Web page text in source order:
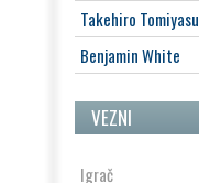
Takehiro Tomiyasu
Benjamin White
VEZNI
Igrač